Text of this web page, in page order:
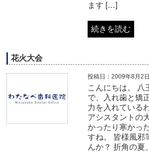
ます […]
続きを読む
花火大会
投稿日：2009年8月2日
こんにちは。 八
で、入れ歯と矯
力を入れている
アシスタントの
かったり寒かっ
すね。 皆様風邪
んか？ 折角の夏